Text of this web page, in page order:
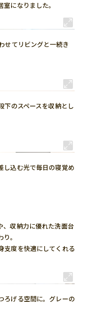
になりました。
せてリビングと一続き
下のスペースを収納とし
し込む光で毎日の寝覚め
、収納力に優れた洗面台
。
支度を快適にしてくれる
ろげる空間に。グレーの